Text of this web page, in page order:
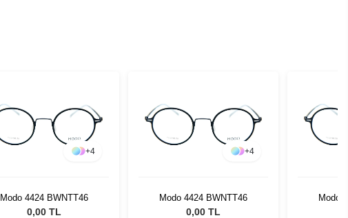
+4
Modo 4424 BWNTT46
0,00 TL
+4
Modo 4424 BWNTT46
0,00 TL
Modo